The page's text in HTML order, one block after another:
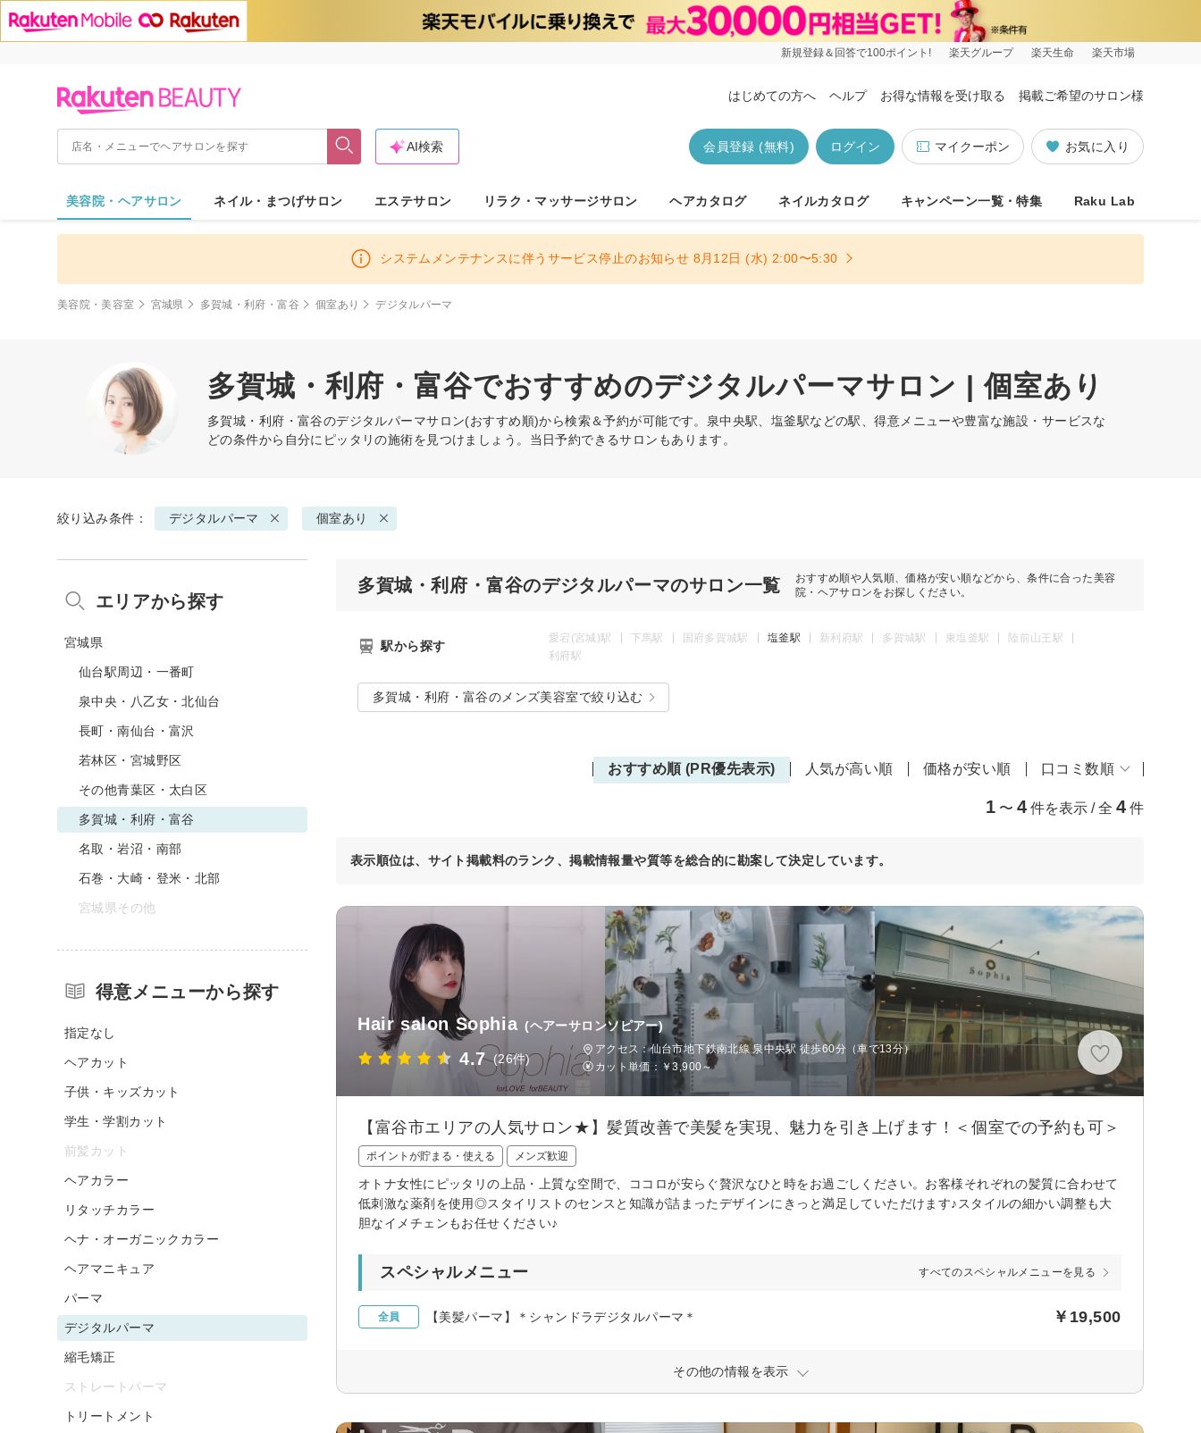
新規登録＆回答で100ポイント! 楽天グループ 楽天生命 楽天市場
はじめての方へ ヘルプ お得な情報を受け取る 掲載ご希望のサロン様
お気に入り
マイクーポン
ログイン
会員登録 (無料)
AI検索
美容院・ヘアサロン ネイル・まつげサロン エステサロン リラク・マッサージサロン ヘアカタログ ネイルカタログ キャンペーン一覧・特集 Raku Lab
システムメンテナンスに伴うサービス停止のお知らせ 8月12日 (水) 2:00〜5:30
美容院・美容室 宮城県 多賀城・利府・富谷 個室あり デジタルパーマ
多賀城・利府・富谷でおすすめのデジタルパーマサロン | 個室あり
多賀城・利府・富谷のデジタルパーマサロン(おすすめ順)から検索＆予約が可能です。泉中央駅、塩釜駅などの駅、得意メニューや豊富な施設・サービスな
どの条件から自分にピッタリの施術を見つけましょう。当日予約できるサロンもあります。
絞り込み条件： デジタルパーマ 個室あり
多賀城・利府・富谷のデジタルパーマのサロン一覧
おすすめ順や人気順、価格が安い順などから、条件に合った美容
院・ヘアサロンをお探しください。
駅から探す
愛宕(宮城)駅 下馬駅 国府多賀城駅 塩釜駅 新利府駅 多賀城駅 東塩釜駅
陸前山王駅
利府駅
多賀城・利府・富谷のメンズ美容室で絞り込む
おすすめ順 (PR優先表示) 人気が高い順 価格が安い順 口コミ数順
1 〜 4 件を表示 / 全 4 件
表示順位は、サイト掲載料のランク、掲載情報量や質等を総合的に勘案して決定しています。
Hair salon Sophia (ヘアーサロンソピアー)
4.7 (26件)
アクセス：仙台市地下鉄南北線 泉中央駅 徒歩60分（車で13分）
カット単価： ￥3,900～
【富谷市エリアの人気サロン★】髪質改善で美髪を実現、魅力を引き上げます！＜個室での予約も可＞
ポイントが貯まる・使える メンズ歓迎
オトナ女性にピッタリの上品・上質な空間で、ココロが安らぐ贅沢なひと時をお過ごしください。お客様それぞれの髪質に合わせて
低刺激な薬剤を使用◎スタイリストのセンスと知識が詰まったデザインにきっと満足していただけます♪スタイルの細かい調整も大
胆なイメチェンもお任せください♪
スペシャルメニュー すべてのスペシャルメニューを見る
全員 【美髪パーマ】＊シャンドラデジタルパーマ＊ ￥19,500
その他の情報を表示
エリアから探す
宮城県
仙台駅周辺・一番町
泉中央・八乙女・北仙台
長町・南仙台・富沢
若林区・宮城野区
その他青葉区・太白区
多賀城・利府・富谷
名取・岩沼・南部
石巻・大崎・登米・北部
宮城県その他
得意メニューから探す
指定なし
ヘアカット
子供・キッズカット
学生・学割カット
前髪カット
ヘアカラー
リタッチカラー
ヘナ・オーガニックカラー
ヘアマニキュア
パーマ
デジタルパーマ
縮毛矯正
ストレートパーマ
トリートメント